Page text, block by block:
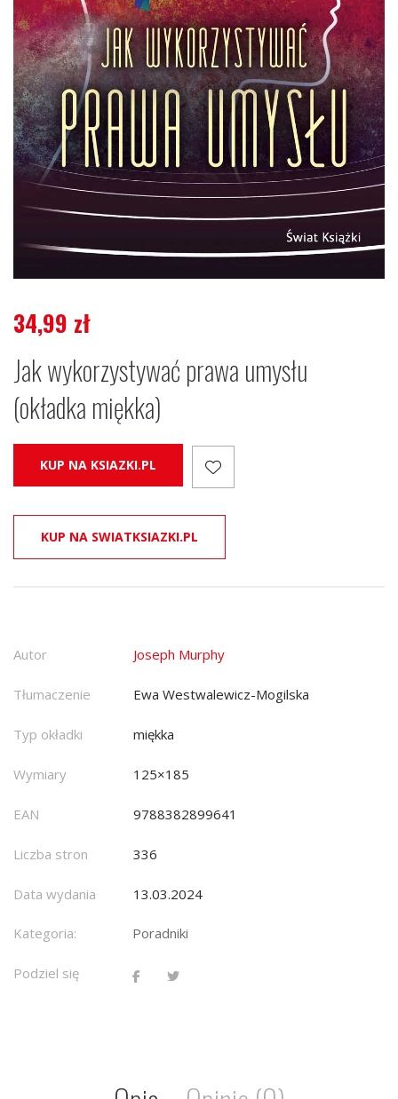
34,99 zł
Jak wykorzystywać prawa umysłu
(okładka miękka)
KUP NA KSIAZKI.PL
KUP NA SWIATKSIAZKI.PL
Autor Joseph Murphy
Tłumaczenie Ewa Westwalewicz-Mogilska
Typ okładki miękka
Wymiary 125×185
EAN 9788382899641
Liczba stron 336
Data wydania 13.03.2024
Kategoria: Poradniki
Podziel się